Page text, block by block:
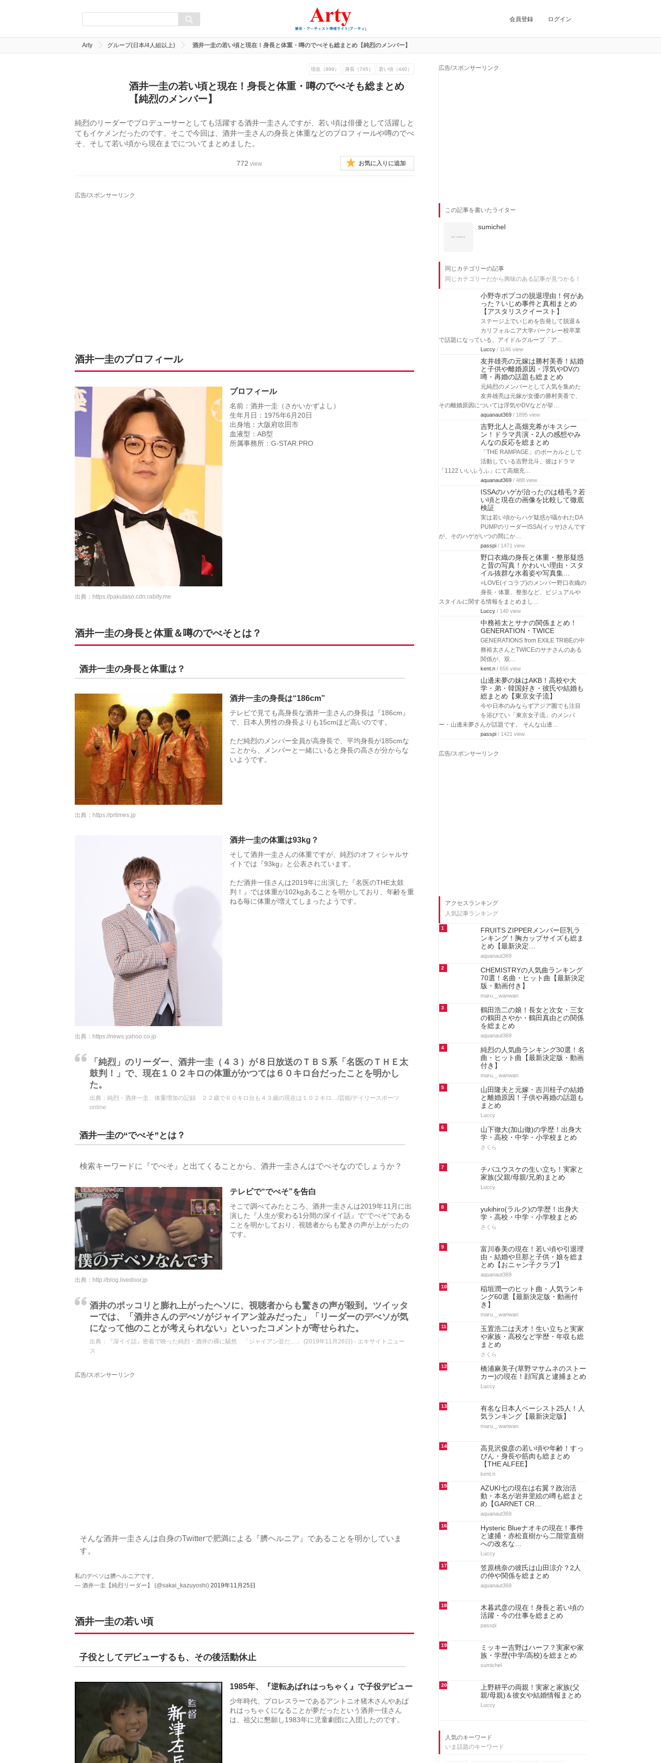
会員登録 ログイン
Arty グループ(日本/4人組以上) 酒井一圭の若い頃と現在！身長と体重・噂のでべそも総まとめ【純烈のメンバー】
現在（899） 身長（745） 若い頃（440）
酒井一圭の若い頃と現在！身長と体重・噂のでべそも総まとめ
【純烈のメンバー】
純烈のリーダーでプロデューサーとしても活躍する酒井一圭さんですが、若い頃は俳優として活躍しと
てもイケメンだったのです。そこで今回は、酒井一圭さんの身長と体重などのプロフィールや噂のでべ
そ、そして若い頃から現在までについてまとめました。
772 view お気に入りに追加
広告/スポンサーリンク
酒井一圭のプロフィール
プロフィール
名前：酒井一圭（さかいかずよし）
生年月日：1975年6月20日
出身地：大阪府吹田市
血液型：AB型
所属事務所：G-STAR.PRO
出典： https://pakutaso.cdn.rabify.me
酒井一圭の身長と体重＆噂のでべそとは？
酒井一圭の身長と体重は？
酒井一圭の身長は“186cm”
テレビで見ても高身長な酒井一圭さんの身長は『186cm』
で、日本人男性の身長よりも15cmほど高いのです。
ただ純烈のメンバー全員が高身長で、平均身長が185cmな
ことから、メンバーと一緒にいると身長の高さが分からな
いようです。
出典： https://prtimes.jp
酒井一圭の体重は93kg？
そして酒井一圭さんの体重ですが、純烈のオフィシャルサ
イトでは『93kg』と公表されています。
ただ酒井一佳さんは2019年に出演した『名医のTHE太鼓
判！』では体重が102kgあることを明かしており、年齢を重
ねる毎に体重が増えてしまったようです。
出典： https://news.yahoo.co.jp
「純烈」のリーダー、酒井一圭（４３）が８日放送のＴＢＳ系「名医のＴＨＥ太
鼓判！」で、現在１０２キロの体重がかつては６０キロ台だったことを明かし
た。
出典： 純烈・酒井一圭、体重増加の記録 ２２歳で６０キロ台も４３歳の現在は１０２キロ…/芸能/デイリースポーツ
online
酒井一圭の“でべそ”とは？
検索キーワードに『でべそ』と出てくることから、酒井一圭さんはでべそなのでしょうか？
テレビで“でべそ”を告白
そこで調べてみたところ、酒井一圭さんは2019年11月に出
演した『人生が変わる1分間の深イイ話』で“でべそ”である
ことを明かしており、視聴者からも驚きの声が上がったの
です。
出典： http://blog.livedoor.jp
酒井のポッコリと膨れ上がったヘソに、視聴者からも驚きの声が殺到。ツイッタ
ーでは、「酒井さんのデべソがジャイアン並みだった」「リーダーのデべソが気
になって他のことが考えられない」といったコメントが寄せられた。
出典：
『深イイ話』密着で映った純烈・酒井の裸に騒然 「ジャイアン並だ…」 (2019年11月26日) - エキサイトニュー
ス
広告/スポンサーリンク
そんな酒井一圭さんは自身のTwitterで肥満による『臍ヘルニア』であることを明かしていま
す。
私のデベソは臍ヘルニアです。
— 酒井一圭【純烈リーダー】 (@sakai_kazuyoshi) 2019年11月25日
酒井一圭の若い頃
子役としてデビューするも、その後活動休止
1985年、『逆転あばれはっちゃく』で子役デビュー
少年時代、プロレスラーであるアントニオ猪木さんやあば
れはっちゃくになることが夢だったという酒井一佳さん
は、祖父に懇願し1983年に児童劇団に入団したのです。
広告/スポンサーリンク
この記事を書いたライター
sumichel
同じカテゴリーの記事
同じカテゴリーだから興味のある記事が見つかる！
小野寺ポプコの脱退理由！何があ
った？いじめ事件と真相まとめ
【アスタリスクイースト】
ステージ上でいじめを告発して脱退＆
カリフォルニア大学バークレー校卒業
で話題になっている、アイドルグループ「ア…
Luccy / 1146 view
友井雄亮の元嫁は勝村美香！結婚
と子供や離婚原因・浮気やDVの
噂・再婚の話題も総まとめ
元純烈のメンバーとして人気を集めた
友井雄亮は元嫁が女優の勝村美香で、
その離婚原因については浮気やDVなどが挙…
aquanaut369 / 1895 view
吉野北人と高畑充希がキスシー
ン！ドラマ共演・2人の感想やみ
んなの反応を総まとめ
「THE RAMPAGE」のボーカルとして
活動している吉野北斗。彼はドラマ
「1122 いいふうふ」にて高畑充…
aquanaut369 / 488 view
ISSAのハゲが治ったのは植毛？若
い頃と現在の画像を比較して徹底
検証
実は若い頃からハゲ疑惑が囁かれたDA
PUMPのリーダーISSA(イッサ)さんです
が、そのハゲがいつの間にか…
passpi / 1471 view
野口衣織の身長と体重・整形疑惑
と昔の写真！かわいい理由・スタ
イル抜群な水着姿や写真集…
=LOVE(イコラブ)のメンバー野口衣織の
身長・体重、整形など、ビジュアルや
スタイルに関する情報をまとめまし…
Luccy / 140 view
中務裕太とサナの関係まとめ！
GENERATION・TWICE
GENERATIONS from EXILE TRIBEの中
務裕太さんとTWICEのサナさんのある
関係が、双…
kent.n / 656 view
山邊未夢の妹はAKB！高校や大
学・弟・韓国好き・彼氏や結婚も
総まとめ【東京女子流】
今や日本のみならずアジア圏でも注目
を浴びてい「東京女子流」のメンバ
ー・山邊未夢さんが話題です。 そんな山邊…
passpi / 1421 view
広告/スポンサーリンク
アクセスランキング
人気記事ランキング
1
FRUITS ZIPPERメンバー巨乳ラ
ンキング！胸カップサイズも総ま
とめ【最新決定…
aquanaut369
2
CHEMISTRYの人気曲ランキング
70選！名曲・ヒット曲【最新決定
版・動画付き】
maru._.wanwan
3
鶴田浩二の娘！長女と次女・三女
の鶴田さやか・鶴田真由との関係
を総まとめ
aquanaut369
4
純烈の人気曲ランキング30選！名
曲・ヒット曲【最新決定版・動画
付き】
maru._.wanwan
5
山田隆夫と元嫁・吉川桂子の結婚
と離婚原因！子供や再婚の話題も
まとめ
Luccy
6
山下徹大(加山徹)の学歴！出身大
学・高校・中学・小学校まとめ
さくら
7
チバユウスケの生い立ち！実家と
家族(父親/母親/兄弟)まとめ
Luccy
8
yukihiro(ラルク)の学歴！出身大
学・高校・中学・小学校まとめ
さくら
9
富川春美の現在！若い頃や引退理
由・結婚や旦那と子供・娘を総ま
とめ【おニャン子クラブ】
aquanaut369
10
稲垣潤一のヒット曲・人気ランキ
ング60選【最新決定版・動画付
き】
maru._.wanwan
11
玉置浩二は天才！生い立ちと実家
や家族・高校など学歴・年収も総
まとめ
さくら
12
橋浦麻美子(草野マサムネのストー
カー)の現在！顔写真と逮捕まとめ
Luccy
13
有名な日本人ベーシスト25人！人
気ランキング【最新決定版】
maru._.wanwan
14
高見沢俊彦の若い頃や年齢！すっ
ぴん・身長や筋肉も総まとめ
【THE ALFEE】
kent.n
15
AZUKI七の現在は右翼？政治活
動・本名が岩井里絵の噂も総まと
め【GARNET CR…
aquanaut369
16
Hysteric Blueナオキの現在！事件
と逮捕・赤松直樹から二階堂直樹
への改名な…
Luccy
17
笠原桃奈の彼氏は山田涼介？2人
の仲や関係を総まとめ
aquanaut369
18
木暮武彦の現在！身長と若い頃の
活躍・今の仕事を総まとめ
passpi
19
ミッキー吉野はハーフ？実家や家
族・学歴(中学/高校)を総まとめ
sumichel
20
上野耕平の両親！実家と家族(父
親/母親)＆彼女や結婚情報まとめ
Luccy
人気のキーワード
いま話題のキーワード